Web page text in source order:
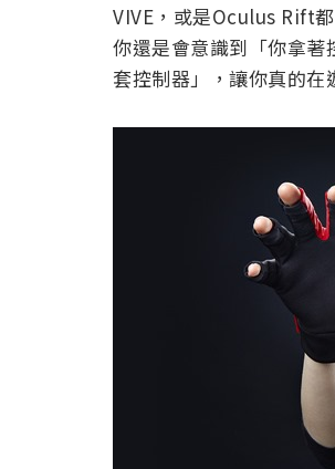
VIVE，或是Oculus Rift
你還是會意識到「你拿
套控制器」，讓你真的在